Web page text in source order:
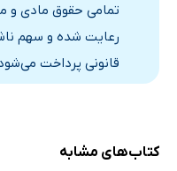
تمامی حقوق مادی و
رعایت شده و سهم
قانونی پرداخت
کتاب‌های مشابه